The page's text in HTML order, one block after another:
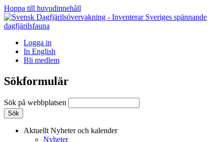
Hoppa till huvudinnehåll
Logga in
In English
Bli medlem
Sökformulär
Sök på webbplatsen
Aktuellt Nyheter och kalender
Nyheter